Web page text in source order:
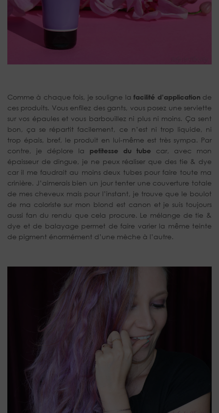
Comme à chaque fois, je souligne la facilité d’applicationde
ces produits. Vous enfilez des gants, vous posez une serviette
sur vos épaules et vous barbouillez ni plus ni moins. Ça sent
bon, ça se répartit facilement, ce n’est ni trop liquide, ni
trop épais, bref, le produit en lui-même est très sympa. Par
contre, je déplore la petitesse du tube car, avec mon
épaisseur de dingue, je ne peux réaliser que des tie & dye
car il me faudrait au moins deux tubes pour faire toute ma
crinière. J’aimerais bien un jour tenter une couverture totale
de mes cheveux mais pour l’instant, je trouve que le boulot
de ma coloriste sur mon blond est canon et je suis toujours
aussi fan du rendu que cela procure. Le mélange de tie &
dye et de balayage permet de faire varier la même teinte
de pigment énormément d’une mèche à l’autre.